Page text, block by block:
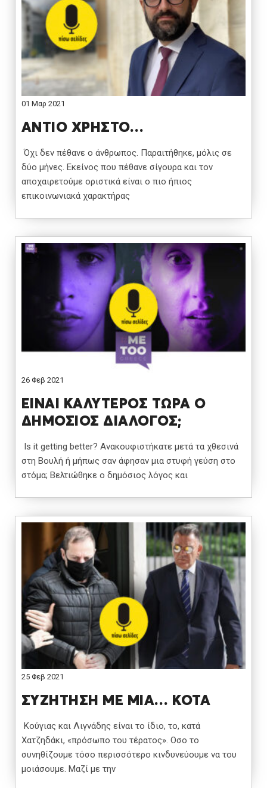
01 Μαρ 2021
ΑΝΤΙΟ ΧΡΗΣΤΟ…
Όχι δεν πέθανε ο άνθρωπος. Παραιτήθηκε, μόλις σε
δύο μήνες. Εκείνος που πέθανε σίγουρα και τον
αποχαιρετούμε οριστικά είναι ο πιο ήπιος
επικοινωνιακά χαρακτήρας
26 Φεβ 2021
ΕΙΝΑΙ ΚΑΛΥΤΕΡΟΣ ΤΩΡΑ Ο
ΔΗΜΟΣΙΟΣ ΔΙΑΛΟΓΟΣ;
Is it getting better? Ανακουφιστήκατε μετά τα χθεσινά
στη Βουλή ή μήπως σαν άφησαν μια στυφή γεύση στο
στόμα; Βελτιώθηκε ο δημόσιος λόγος και
25 Φεβ 2021
ΣΥΖΗΤΗΣΗ ΜΕ ΜΙΑ… ΚΟΤΑ
Κούγιας και Λιγνάδης είναι το ίδιο, το, κατά
Χατζηδάκι, «πρόσωπο του τέρατος». Οσο το
συνηθίζουμε τόσο περισσότερο κινδυνεύουμε να του
μοιάσουμε. Μαζί με την